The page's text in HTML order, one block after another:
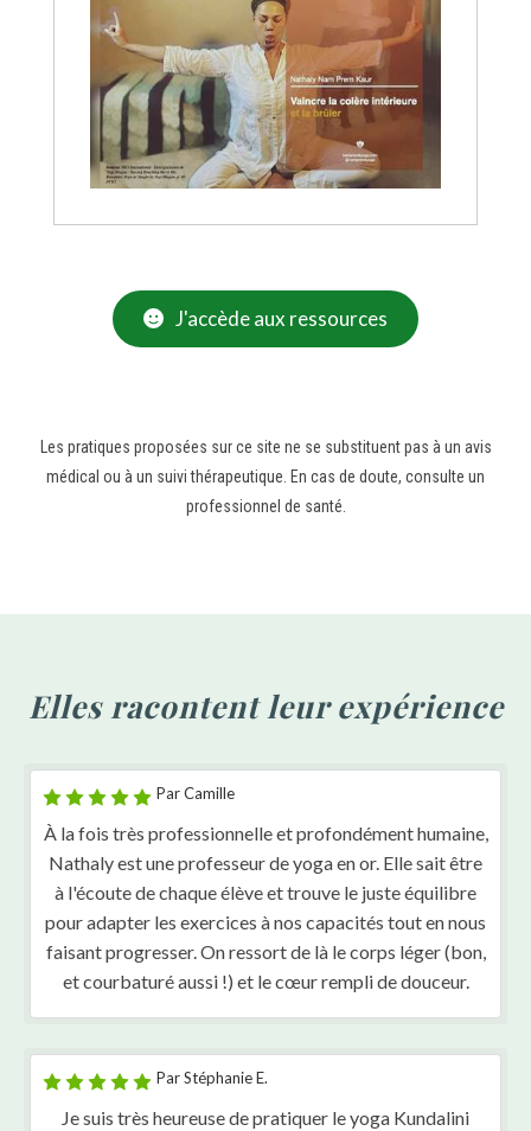
J'accède aux ressources
Les pratiques proposées sur ce site ne se substituent pas à un avis
médical ou à un suivi thérapeutique. En cas de doute, consulte un
professionnel de santé.
Elles racontent leur expérience
Par Camille
À la fois très professionnelle et profondément humaine,
Nathaly est une professeur de yoga en or. Elle sait être
à l'écoute de chaque élève et trouve le juste équilibre
pour adapter les exercices à nos capacités tout en nous
faisant progresser. On ressort de là le corps léger (bon,
et courbaturé aussi !) et le cœur rempli de douceur.
Par Stéphanie E.
Je suis très heureuse de pratiquer le yoga Kundalini